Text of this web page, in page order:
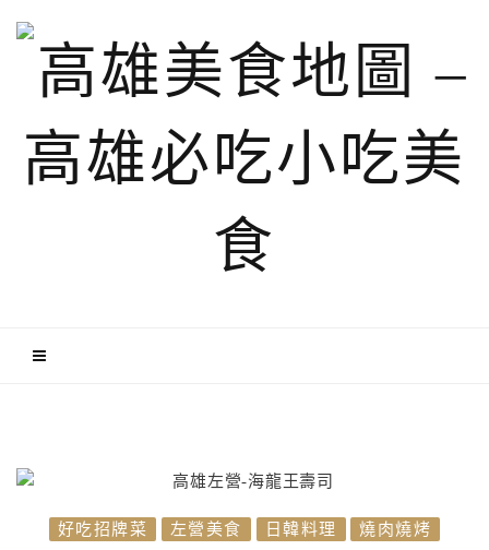
好吃招牌菜 左營美食 日韓料理 燒肉燒烤